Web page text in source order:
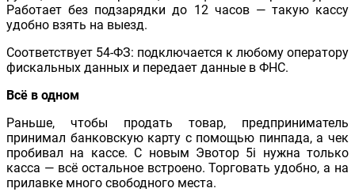
Работает без подзарядки до 12 часов — такую кассу
удобно взять на выезд.
Соответствует 54-ФЗ: подключается к любому оператору
фискальных данных и передает данные в ФНС.
Всё в одном
Раньше, чтобы продать товар, предприниматель
принимал банковскую карту с помощью пинпада, а чек
пробивал на кассе. С новым Эвотор 5i нужна только
касса — всё остальное встроено. Торговать удобно, а на
прилавке много свободного места.